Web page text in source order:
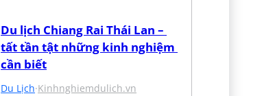
Du lịch Chiang Rai Thái Lan –
tất tần tật những kinh nghiệm
cần biết
Du Lịch·Kinhnghiemdulich.vn